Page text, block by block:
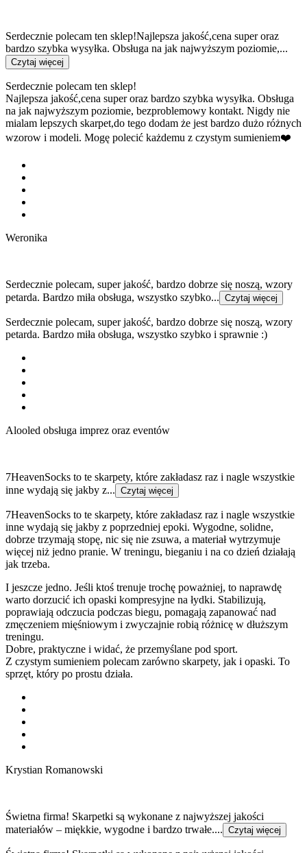
Serdecznie polecam ten sklep!Najlepsza jakość,cena super oraz
bardzo szybka wysyłka. Obsługa na jak najwyższym poziomie,...
Czytaj więcej
Serdecznie polecam ten sklep!
Najlepsza jakość,cena super oraz bardzo szybka wysyłka. Obsługa
na jak najwyższym poziomie, bezproblemowy kontakt. Nigdy nie
mialam lepszych skarpet,do tego dodam że jest bardzo dużo różnych
wzorow i modeli. Mogę polecić każdemu z czystym sumieniem❤️
Weronika
Serdecznie polecam, super jakość, bardzo dobrze się noszą, wzory
petarda. Bardzo miła obsługa, wszystko szybko... Czytaj więcej
Serdecznie polecam, super jakość, bardzo dobrze się noszą, wzory
petarda. Bardzo miła obsługa, wszystko szybko i sprawnie :)
Alooled obsługa imprez oraz eventów
7HeavenSocks to te skarpety, które zakładasz raz i nagle wszystkie
inne wydają się jakby z... Czytaj więcej
7HeavenSocks to te skarpety, które zakładasz raz i nagle wszystkie
inne wydają się jakby z poprzedniej epoki. Wygodne, solidne,
dobrze trzymają stopę, nic się nie zsuwa, a materiał wytrzymuje
więcej niż jedno pranie. W treningu, bieganiu i na co dzień działają
jak trzeba.
I jeszcze jedno. Jeśli ktoś trenuje trochę poważniej, to naprawdę
warto dorzucić ich opaski kompresyjne na łydki. Stabilizują,
poprawiają odczucia podczas biegu, pomagają zapanować nad
zmęczeniem mięśniowym i zwyczajnie robią różnicę w dłuższym
treningu.
Dobre, praktyczne i widać, że przemyślane pod sport.
Z czystym sumieniem polecam zarówno skarpety, jak i opaski. To
sprzęt, który po prostu działa.
Krystian Romanowski
Świetna firma! Skarpetki są wykonane z najwyższej jakości
materiałów – miękkie, wygodne i bardzo trwałe.... Czytaj więcej